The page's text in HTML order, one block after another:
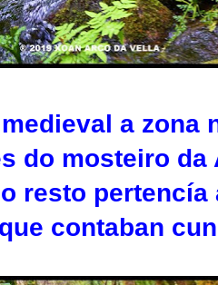
a zona
do mosteiro da
resto
contaban